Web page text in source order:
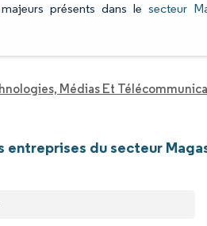
présents dans lesecteur
Médias Et
entreprises du secteur